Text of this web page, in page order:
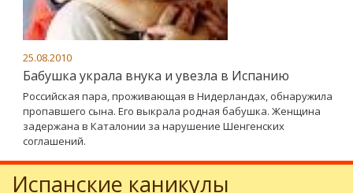
25.08.2010
Бабушка украла внука и увезла в Испанию
Российская пара, проживающая в Нидерландах, обнаружила
пропавшего сына. Его выкрала родная бабушка. Женщина
задержана в Каталонии за нарушение Шенгенских
соглашений.
Испанские каникулы